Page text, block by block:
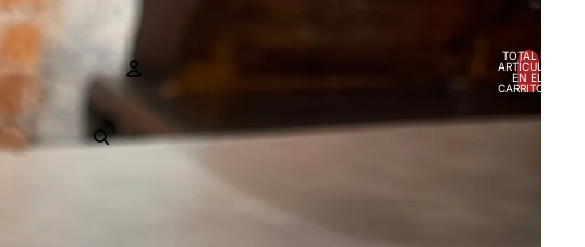
CUENTA
TOTAL DE
ARTÍCULOS
EN EL
CARRITO: 0